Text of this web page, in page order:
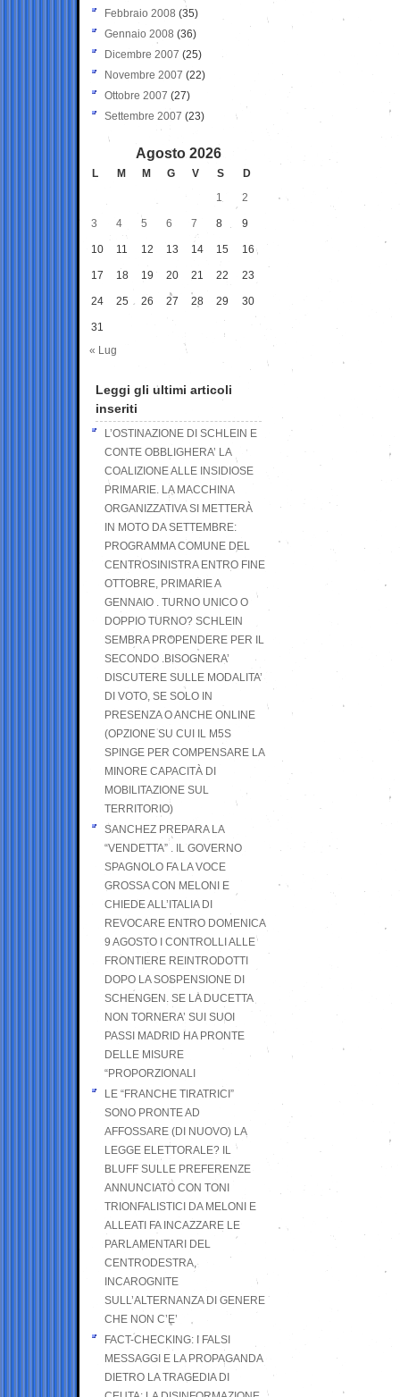
Febbraio 2008 (35)
Gennaio 2008 (36)
Dicembre 2007 (25)
Novembre 2007 (22)
Ottobre 2007 (27)
Settembre 2007 (23)
Agosto 2026
L M M G V S
D
1
2
3 4 5 6 7 8 9
10 11 12 13 14 15 16
17 18 19 20 21 22 23
24 25 26 27 28 29 30
31
« Lug
Leggi gli ultimi articoli
inseriti
L’OSTINAZIONE DI SCHLEIN E
CONTE OBBLIGHERA’ LA
COALIZIONE ALLE INSIDIOSE
PRIMARIE. LA MACCHINA
ORGANIZZATIVA SI METTERÀ
IN MOTO DA SETTEMBRE:
PROGRAMMA COMUNE DEL
CENTROSINISTRA ENTRO FINE
OTTOBRE, PRIMARIE A
GENNAIO . TURNO UNICO O
DOPPIO TURNO? SCHLEIN
SEMBRA PROPENDERE PER IL
SECONDO .BISOGNERA’
DISCUTERE SULLE MODALITA’
DI VOTO, SE SOLO IN
PRESENZA O ANCHE ONLINE
(OPZIONE SU CUI IL M5S
SPINGE PER COMPENSARE LA
MINORE CAPACITÀ DI
MOBILITAZIONE SUL
TERRITORIO)
SANCHEZ PREPARA LA
“VENDETTA” . IL GOVERNO
SPAGNOLO FA LA VOCE
GROSSA CON MELONI E
CHIEDE ALL’ITALIA DI
REVOCARE ENTRO DOMENICA
9 AGOSTO I CONTROLLI ALLE
FRONTIERE REINTRODOTTI
DOPO LA SOSPENSIONE DI
SCHENGEN. SE LA DUCETTA
NON TORNERA’ SUI SUOI
PASSI MADRID HA PRONTE
DELLE MISURE
“PROPORZIONALI
LE “FRANCHE TIRATRICI”
SONO PRONTE AD
AFFOSSARE (DI NUOVO) LA
LEGGE ELETTORALE? IL
BLUFF SULLE PREFERENZE
ANNUNCIATO CON TONI
TRIONFALISTICI DA MELONI E
ALLEATI FA INCAZZARE LE
PARLAMENTARI DEL
CENTRODESTRA,
INCAROGNITE
SULL’ALTERNANZA DI GENERE
CHE NON C’E’
FACT-CHECKING: I FALSI
MESSAGGI E LA PROPAGANDA
DIETRO LA TRAGEDIA DI